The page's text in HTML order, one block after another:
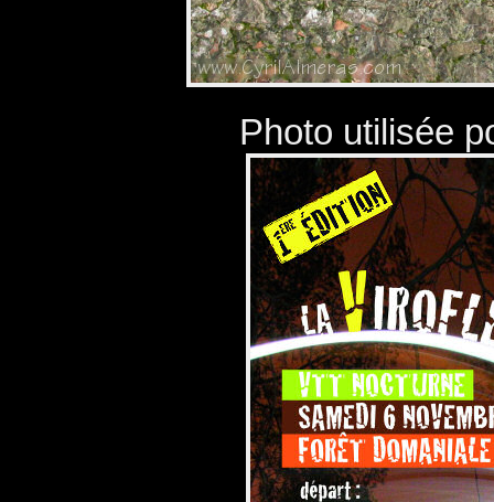
Photo utilisée